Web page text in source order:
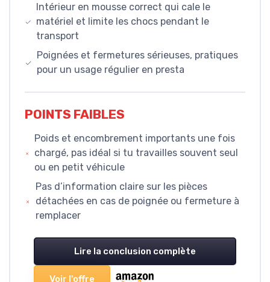
Intérieur en mousse correct qui cale le
matériel et limite les chocs pendant le
transport
Poignées et fermetures sérieuses, pratiques
pour un usage régulier en presta
POINTS FAIBLES
Poids et encombrement importants une fois
chargé, pas idéal si tu travailles souvent seul
ou en petit véhicule
Pas d’information claire sur les pièces
détachées en cas de poignée ou fermeture à
remplacer
Lire la conclusion complète
Voir l'offre